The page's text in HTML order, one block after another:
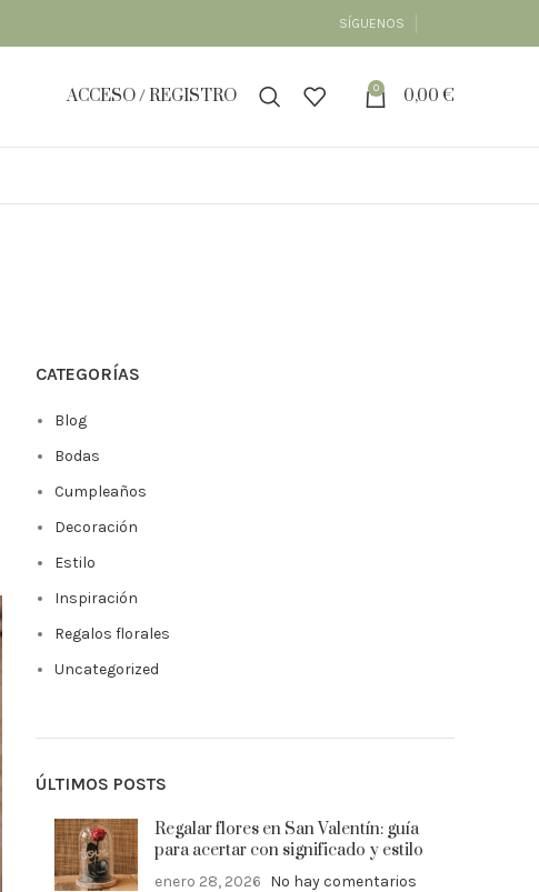
SÍGUENOS
ACCESO / REGISTRO 0 0,00 €
CATEGORÍAS
Blog
Bodas
Cumpleaños
Decoración
Estilo
Inspiración
Regalos florales
Uncategorized
ÚLTIMOS POSTS
Regalar flores en San Valentín: guía
para acertar con significado y estilo
enero 28, 2026 No hay comentarios